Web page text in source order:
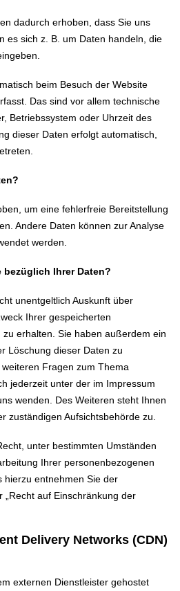
dadurch erhoben, dass Sie uns
es sich z. B. um Daten handeln, die
beim Besuch der Website
Das sind vor allem technische
Betriebssystem oder Uhrzeit des
dieser Daten erfolgt automatisch,
um eine fehlerfreie Bereitstellung
Andere Daten können zur Analyse
werden.
bezüglich Ihrer Daten?
unentgeltlich Auskunft über
Ihrer gespeicherten
erhalten. Sie haben außerdem ein
Löschung dieser Daten zu
Fragen zum Thema
jederzeit unter der im Impressum
wenden. Des Weiteren steht Ihnen
zuständigen Aufsichtsbehörde zu.
unter bestimmten Umständen
Ihrer personenbezogenen
hierzu entnehmen Sie der
„Recht auf Einschränkung der
Delivery Networks (CDN)
externen Dienstleister gehostet